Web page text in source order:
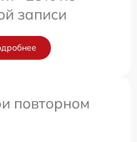
записи
повторном